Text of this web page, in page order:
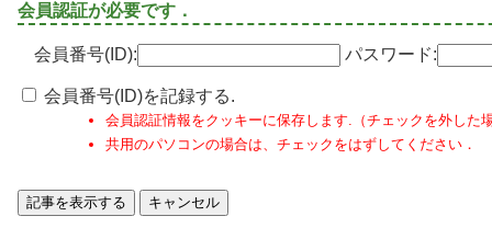
会員認証が必要です．
会員番号(ID): パスワード:
会員番号(ID)を記録する.
会員認証情報をクッキーに保存します.（チェックを外した
共用のパソコンの場合は、チェックをはずしてください．